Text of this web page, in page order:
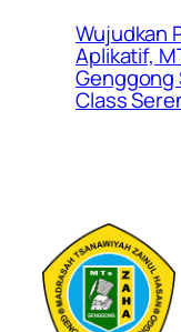
Wujudkan
Aplikatif,
Genggong
Class